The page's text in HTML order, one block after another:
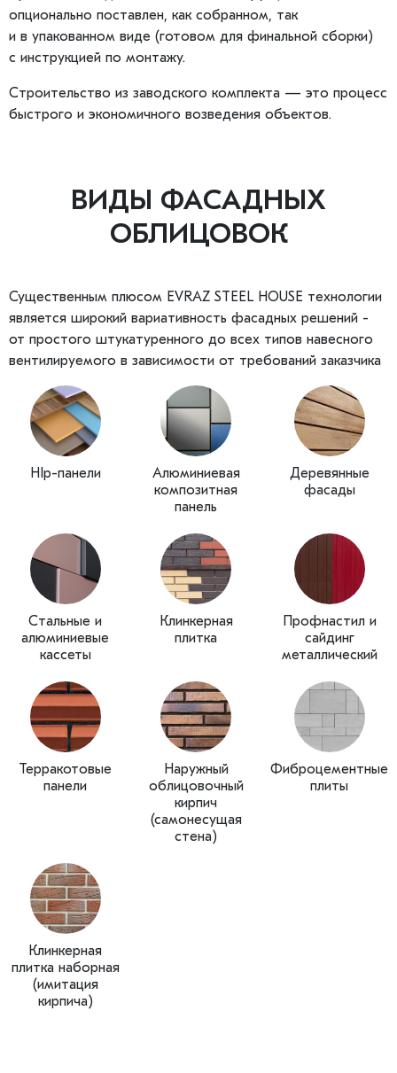
опционально поставлен, как собранном, так
и в упакованном виде (готовом для финальной сборки)
с инструкцией по монтажу.
Строительство из заводского комплекта — это процесс
быстрого и экономичного возведения объектов.
ВИДЫ ФАСАДНЫХ
ОБЛИЦОВОК
Существенным плюсом EVRAZ STEEL HOUSE технологии
является широкий вариативность фасадных решений -
от простого штукатуренного до всех типов навесного
вентилируемого в зависимости от требований заказчика
HIp-панели
Алюминиевая
композитная
панель
Деревянные
фасады
Стальные и
алюминиевые
кассеты
Клинкерная
плитка
Профнастил и
сайдинг
металлический
Терракотовые
панели
Наружный
облицовочный
кирпич
(самонесущая
стена)
Фиброцементные
плиты
Клинкерная
плитка наборная
(имитация
кирпича)